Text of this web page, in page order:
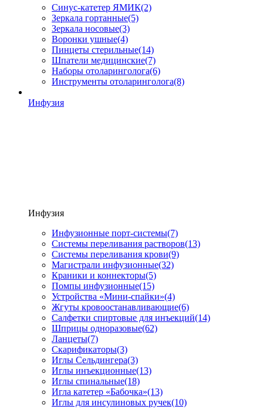
Синус-катетер ЯМИК(2)
Зеркала гортанные(5)
Зеркала носовые(3)
Воронки ушные(4)
Пинцеты стерильные(14)
Шпатели медицинские(7)
Наборы отоларинголога(6)
Инструменты отоларинголога(8)
Инфузия
Инфузия
Инфузионные порт-системы(7)
Системы переливания растворов(13)
Системы переливания крови(9)
Магистрали инфузионные(32)
Краники и коннекторы(5)
Помпы инфузионные(15)
Устройства «Мини-спайки»(4)
Жгуты кровоостанавливающие(6)
Салфетки спиртовые для инъекций(14)
Шприцы одноразовые(62)
Ланцеты(7)
Скарификаторы(3)
Иглы Сельдингера(3)
Иглы инъекционные(13)
Иглы спинальные(18)
Игла катетер «Бабочка»(13)
Иглы для инсулиновых ручек(10)